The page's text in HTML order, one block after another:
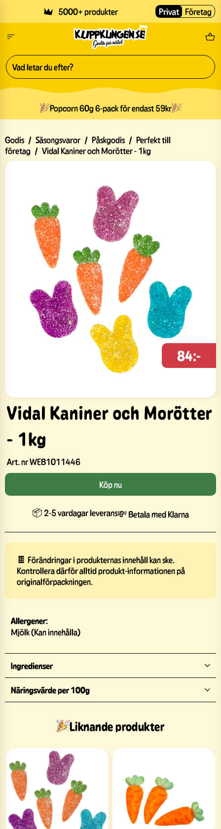
5000+ produkter Fri
Privat Företag
Popcorn 60g 6-pack för endast 59kr
Godis / Säsongsvaror / Påskgodis / Perfekt till
företag / Vidal Kaniner och Morötter - 1kg
Vidal Kaniner och Morötter
- 1kg
Art. nrWEB1011446
84:-
Köp nu
📦 2-5 vardagar leverans💸 Betala med Klarna
🍫 Förändringar i produkternas innehåll kan ske.
Kontrollera därför alltid produkt-informationen på
originalförpackningen.
Allergener:
Mjölk (Kan innehålla)
Ingredienser
Näringsvärde per 100g
Liknande produkter